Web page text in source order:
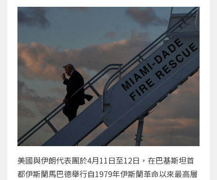
美國與伊朗代表團於4月11日至12日，在巴基斯坦首
都伊斯蘭馬巴德舉行自1979年伊斯蘭革命以來最高層